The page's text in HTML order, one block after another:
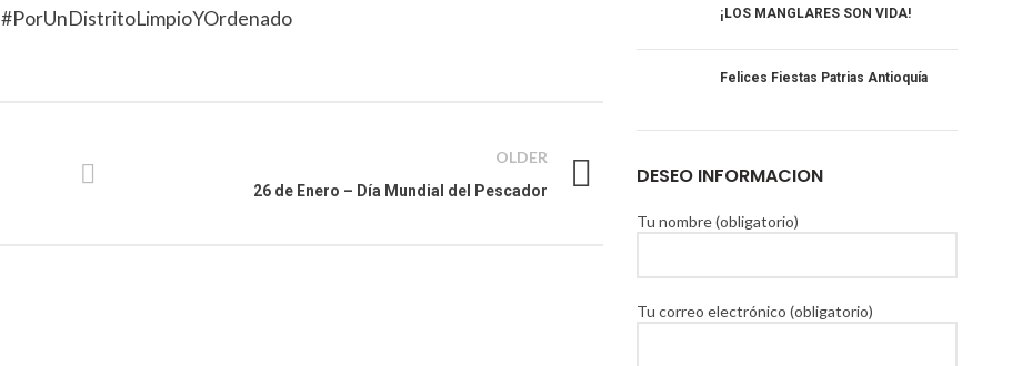
#PorUnDistritoLimpioYOrdenado
OLDER
26 de Enero – Día Mundial del Pescador
¡LOS MANGLARES SON VIDA!
Felices Fiestas Patrias Antioquía
DESEO INFORMACION
Tu nombre (obligatorio)
Tu correo electrónico (obligatorio)